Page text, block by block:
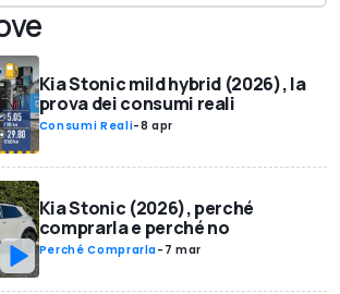
Kia Stonic mild hybrid (2026), la
prova dei consumi reali
Consumi Reali-8 apr
Kia Stonic (2026), perché
comprarla e perché no
Perché Comprarla- 7 mar